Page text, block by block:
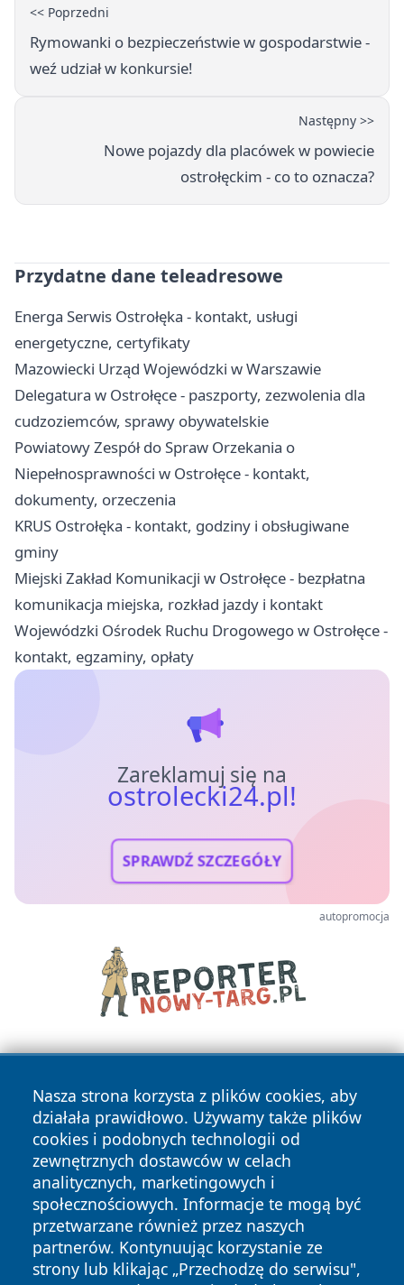
<< Poprzedni
Rymowanki o bezpieczeństwie w gospodarstwie -
weź udział w konkursie!
Następny >>
Nowe pojazdy dla placówek w powiecie
ostrołęckim - co to oznacza?
Przydatne dane teleadresowe
Energa Serwis Ostrołęka - kontakt, usługi
energetyczne, certyfikaty
Mazowiecki Urząd Wojewódzki w Warszawie
Delegatura w Ostrołęce - paszporty, zezwolenia dla
cudzoziemców, sprawy obywatelskie
Powiatowy Zespół do Spraw Orzekania o
Niepełnosprawności w Ostrołęce - kontakt,
dokumenty, orzeczenia
KRUS Ostrołęka - kontakt, godziny i obsługiwane
gminy
Miejski Zakład Komunikacji w Ostrołęce - bezpłatna
komunikacja miejska, rozkład jazdy i kontakt
Wojewódzki Ośrodek Ruchu Drogowego w Ostrołęce -
kontakt, egzaminy, opłaty
Zareklamuj się na
ostrolecki24.pl!
SPRAWDŹ SZCZEGÓŁY
autopromocja
Nasza strona korzysta z plików cookies, aby
działała prawidłowo. Używamy także plików
cookies i podobnych technologii od
zewnętrznych dostawców w celach
analitycznych, marketingowych i
społecznościowych. Informacje te mogą być
przetwarzane również przez naszych
partnerów. Kontynuując korzystanie ze
strony lub klikając „Przechodzę do serwisu",
Copyright © 2026 ostrolecki24.pl Wszystkie prawa
zastrzeżone.
News Autorzy
Polityka
Prywatności
Polityka
Cookies